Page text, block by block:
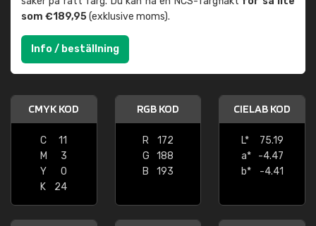
som €189,95(exklusive moms).
Info / beställning
CMYK KOD
C
11
M
3
Y
0
K
24
RGB KOD
R
172
G
188
B
193
CIELAB KOD
L*
75.19
a*
-4.47
b*
-4.41